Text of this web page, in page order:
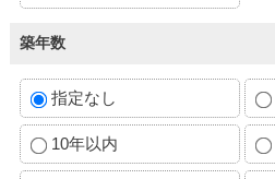
築年数
指定なし
10年以内